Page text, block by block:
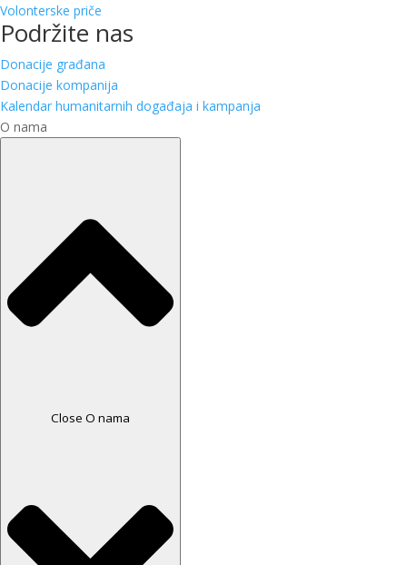
Volonterske priče
Podržite nas
Donacije građana
Donacije kompanija
Kalendar humanitarnih događaja i kampanja
O nama
Close O nama